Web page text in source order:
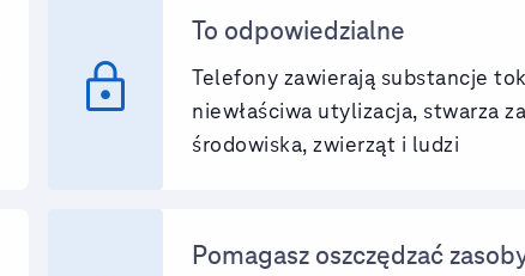
lock
To odpowiedzialne
Telefony zawierają substancje
niewłaściwa utylizacja, stwarza
środowiska, zwierząt i ludzi
Pomagasz oszczędzać